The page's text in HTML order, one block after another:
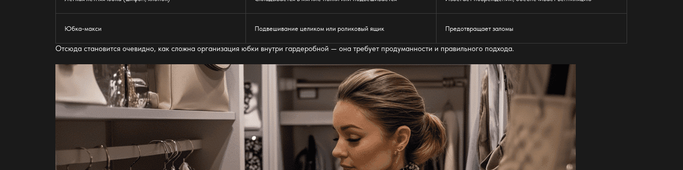
Юбка-макси Подвешивание целиком или роликовый ящик Предотвращает заломы
Отсюда становится очевидно, как сложна организация юбки внутри гардеробной — она требует продуманности и правильного подхода.